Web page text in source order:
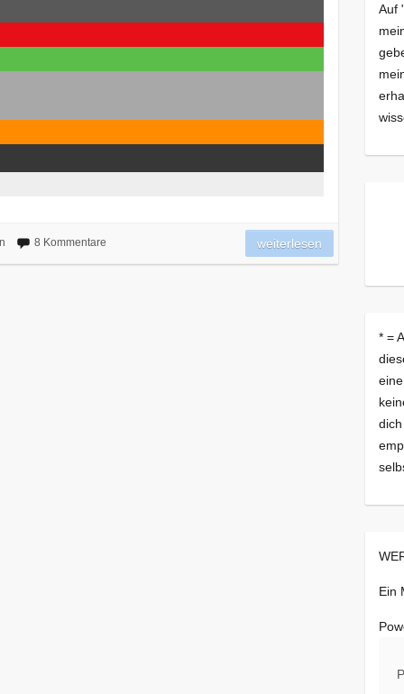
8 Kommentare weiterlesen
Auf
* =
Ein